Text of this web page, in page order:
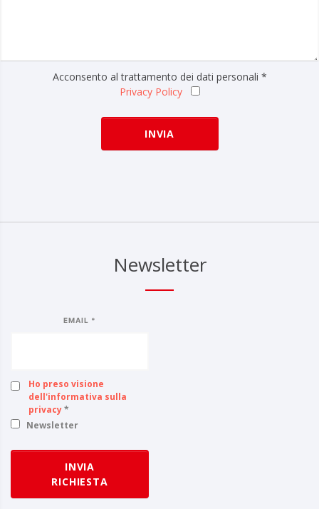
Acconsento al trattamento dei dati personali *
Privacy Policy
Newsletter
EMAIL *
Ho preso visione
dell'informativa sulla
privacy*
Newsletter
INVIA
RICHIESTA